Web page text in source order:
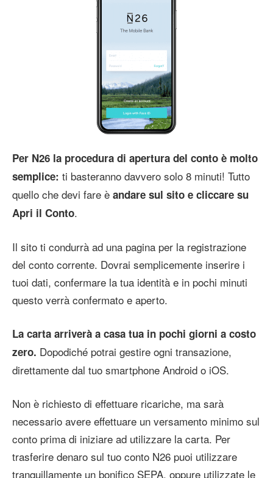
Per N26 la procedura di apertura del conto è molto
semplice: ti basteranno davvero solo 8 minuti! Tutto
quello che devi fare è andare sul sito e cliccare su
Apri il Conto.
Il sito ti condurrà ad una pagina per la registrazione
del conto corrente. Dovrai semplicemente inserire i
tuoi dati, confermare la tua identità e in pochi minuti
questo verrà confermato e aperto.
La carta arriverà a casa tua in pochi giorni a costo
zero. Dopodiché potrai gestire ogni transazione,
direttamente dal tuo smartphone Android o iOS.
Non è richiesto di effettuare ricariche, ma sarà
necessario avere effettuare un versamento minimo sul
conto prima di iniziare ad utilizzare la carta. Per
trasferire denaro sul tuo conto N26 puoi utilizzare
tranquillamente un bonifico SEPA, oppure utilizzate le